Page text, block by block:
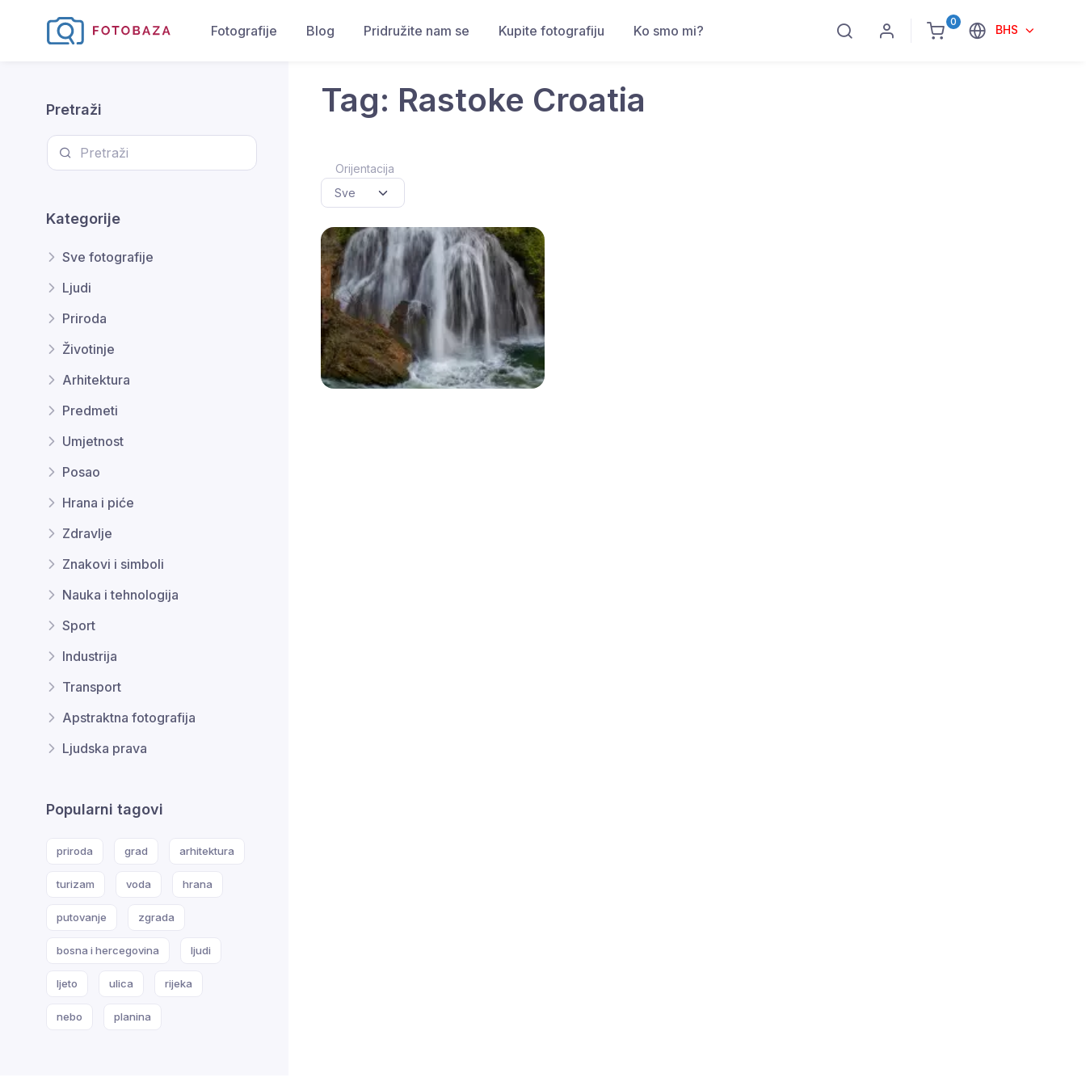
0
BHS
Fotografije Blog Pridružite nam se Kupite fotografiju Ko smo mi?
Pretraži
Kategorije
Sve fotografije
Ljudi
Priroda
Životinje
Arhitektura
Predmeti
Umjetnost
Posao
Hrana i piće
Zdravlje
Znakovi i simboli
Nauka i tehnologija
Sport
Industrija
Transport
Apstraktna fotografija
Ljudska prava
Popularni tagovi
priroda grad arhitektura
turizam voda hrana
putovanje zgrada
bosna i hercegovina ljudi
ljeto ulica rijeka
nebo planina
Tag: Rastoke Croatia
Orijentacija